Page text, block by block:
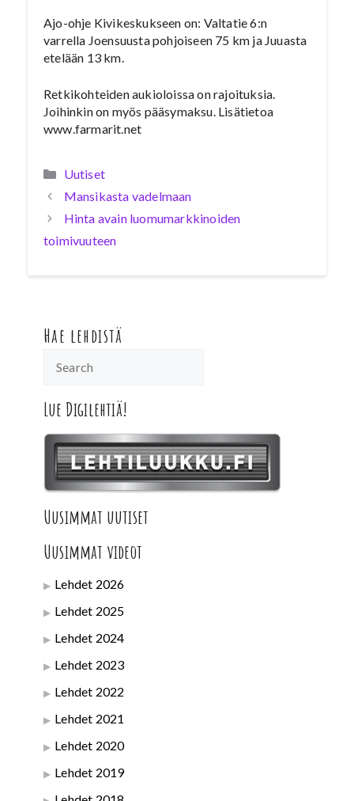
Ajo-ohje Kivikeskukseen on: Valtatie 6:n
varrella Joensuusta pohjoiseen 75 km ja Juuasta
etelään 13 km.
Retkikohteiden aukioloissa on rajoituksia.
Joihinkin on myös pääsymaksu. Lisätietoa
www.farmarit.net
Kategoriat
Uutiset
Mansikasta vadelmaan
Hinta avain luomumarkkinoiden
toimivuuteen
Hae lehdistä
Lue Digilehtiä!
Uusimmat uutiset
Uusimmat videot
Lehdet 2026
Lehdet 2025
Lehdet 2024
Lehdet 2023
Lehdet 2022
Lehdet 2021
Lehdet 2020
Lehdet 2019